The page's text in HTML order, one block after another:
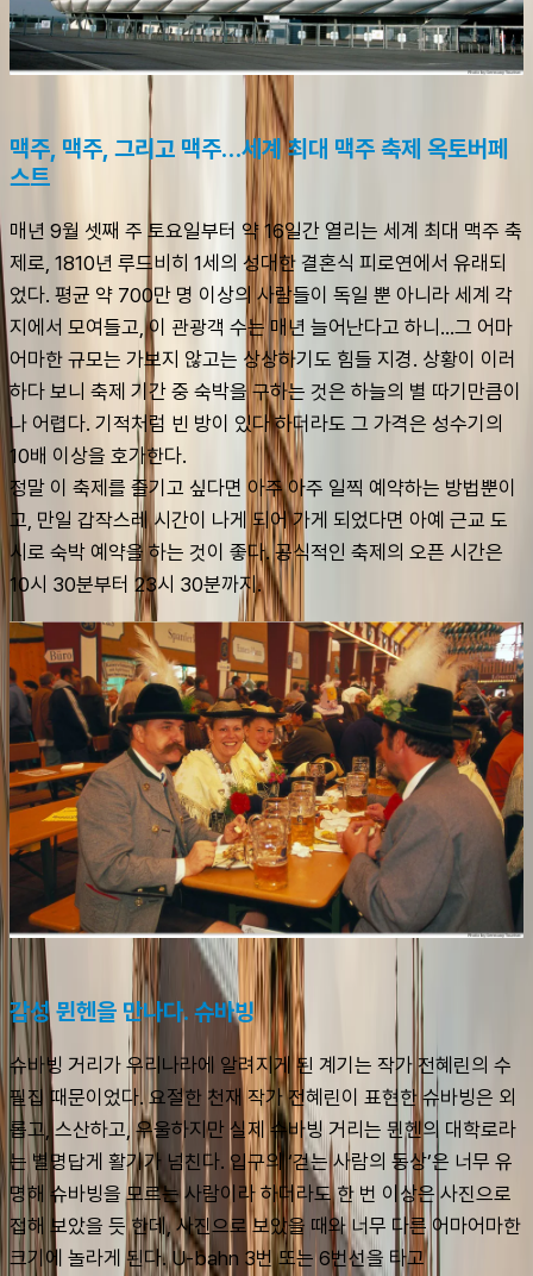
맥주, 맥주, 그리고 맥주…세계 최대 맥주 축제 옥토버페
스트
매년 9월 셋째 주 토요일부터 약 16일간 열리는 세계 최대 맥주 축
제로, 1810년 루드비히 1세의 성대한 결혼식 피로연에서 유래되
었다. 평균 약 700만 명 이상의 사람들이 독일 뿐 아니라 세계 각
지에서 모여들고, 이 관광객 수는 매년 늘어난다고 하니…그 어마
어마한 규모는 가보지 않고는 상상하기도 힘들 지경. 상황이 이러
하다 보니 축제 기간 중 숙박을 구하는 것은 하늘의 별 따기만큼이
나 어렵다. 기적처럼 빈 방이 있다 하더라도 그 가격은 성수기의
10배 이상을 호가한다.
정말 이 축제를 즐기고 싶다면 아주 아주 일찍 예약하는 방법뿐이
고, 만일 갑작스레 시간이 나게 되어 가게 되었다면 아예 근교 도
시로 숙박 예약을 하는 것이 좋다. 공식적인 축제의 오픈 시간은
10시 30분부터 23시 30분까지.
감성 뮌헨을 만나다. 슈바빙
슈바빙 거리가 우리나라에 알려지게 된 계기는 작가 전혜린의 수
필집 때문이었다. 요절한 천재 작가 전혜린이 표현한 슈바빙은 외
롭고, 스산하고, 우울하지만 실제 슈바빙 거리는 뮌헨의 대학로라
는 별명답게 활기가 넘친다. 입구의 ‘걷는 사람의 동상’은 너무 유
명해 슈바빙을 모르는 사람이라 하더라도 한 번 이상은 사진으로
접해 보았을 듯 한데, 사진으로 보았을 때와 너무 다른 어마어마한
크기에 놀라게 된다. U-bahn 3번 또는 6번선을 타고